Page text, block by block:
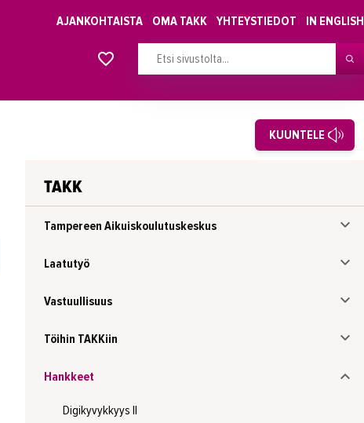
AJANKOHTAISTA OMA TAKK YHTEYSTIEDOT IN ENGLISH
KUUNTELE
TAKK
Tampereen Aikuiskoulutuskeskus
Laatutyö
Vastuullisuus
Töihin TAKKiin
Hankkeet
Digikyvykkyys II
Alkavat koulutukset osiosta